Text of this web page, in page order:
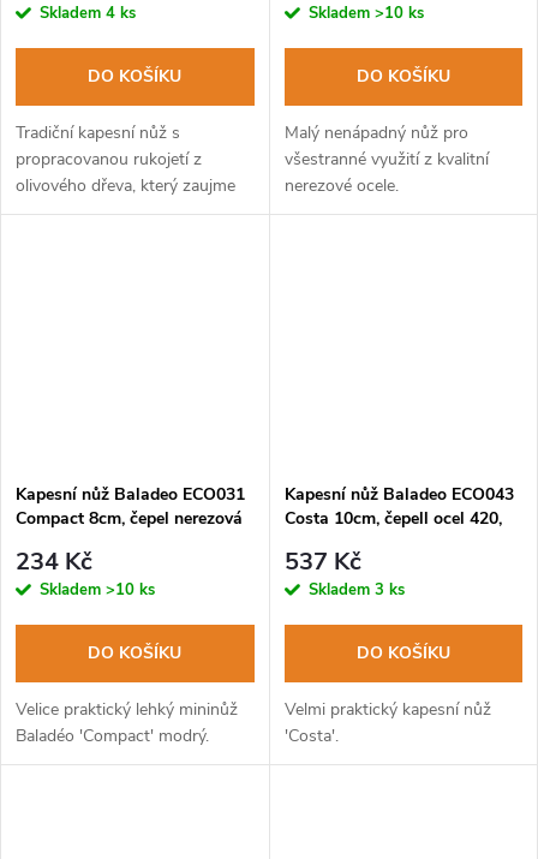
Skladem 4 ks
DO KOŠÍKU
Tradiční kapesní nůž s
propracovanou rukojetí z
olivového dřeva, který zaujme
svým designem. Dodáváno v
Skladem >10 ks
DO KOŠÍKU
Malý nenápadný nůž pro
všestranné využití z kvalitní
nerezové ocele.
Kapesní nůž Baladeo ECO031
Compact 8cm, čepel nerezová
234 Kč
Skladem >10 ks
DO KOŠÍKU
Velice praktický lehký mininůž
Baladéo 'Compact' modrý.
Kapesní nůž Baladeo ECO043
Costa 10cm, čepell ocel 420,
537 Kč
Skladem 3 ks
DO KOŠÍKU
Velmi praktický kapesní nůž
'Costa'.